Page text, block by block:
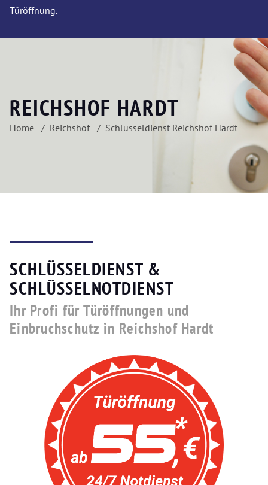
Türöffnung.
REICHSHOF HARDT
Home Reichshof Schlüsseldienst Reichshof Hardt
SCHLÜSSELDIENST &
SCHLÜSSELNOTDIENST
Ihr Profi für Türöffnungen und
Einbruchschutz in Reichshof Hardt